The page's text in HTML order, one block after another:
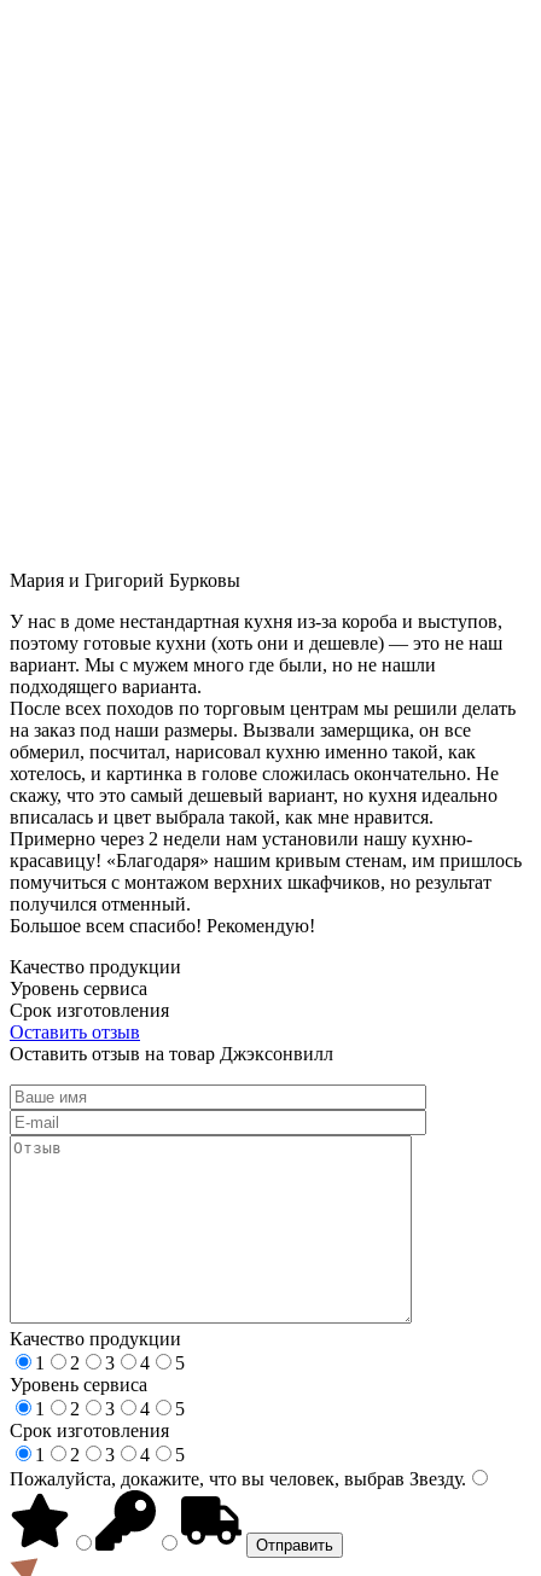
Мария и Григорий Бурковы
У нас в доме нестандартная кухня из-за короба и выступов,
поэтому готовые кухни (хоть они и дешевле) — это не наш
вариант. Мы с мужем много где были, но не нашли
подходящего варианта.
После всех походов по торговым центрам мы решили делать
на заказ под наши размеры. Вызвали замерщика, он все
обмерил, посчитал, нарисовал кухню именно такой, как
хотелось, и картинка в голове сложилась окончательно. Не
скажу, что это самый дешевый вариант, но кухня идеально
вписалась и цвет выбрала такой, как мне нравится.
Примерно через 2 недели нам установили нашу кухню-
красавицу! «Благодаря» нашим кривым стенам, им пришлось
помучиться с монтажом верхних шкафчиков, но результат
получился отменный.
Большое всем спасибо! Рекомендую!
Качество продукции
Уровень сервиса
Срок изготовления
Оставить отзыв
Оставить отзыв на товар Джэксонвилл
Качество продукции
1
2 3 4
5
Уровень сервиса
1
2 3 4
5
Срок изготовления
1
2 3 4
5
Пожалуйста, докажите, что вы человек, выбрав Звезду.